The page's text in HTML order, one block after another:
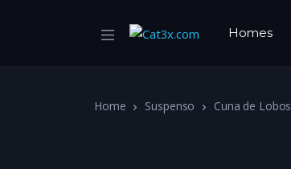
Homes
Home Suspenso Cuna de Lobos